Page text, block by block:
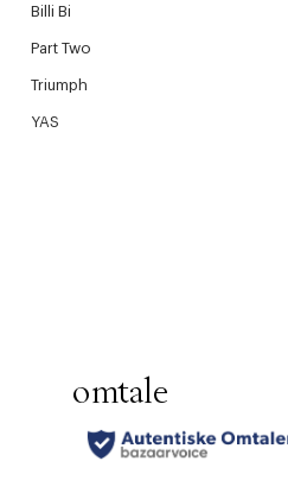
Billi Bi
Part Two
Triumph
YAS